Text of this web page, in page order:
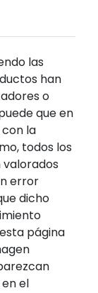
las
han
o
que en
la
todos los
error
dicho
página
el